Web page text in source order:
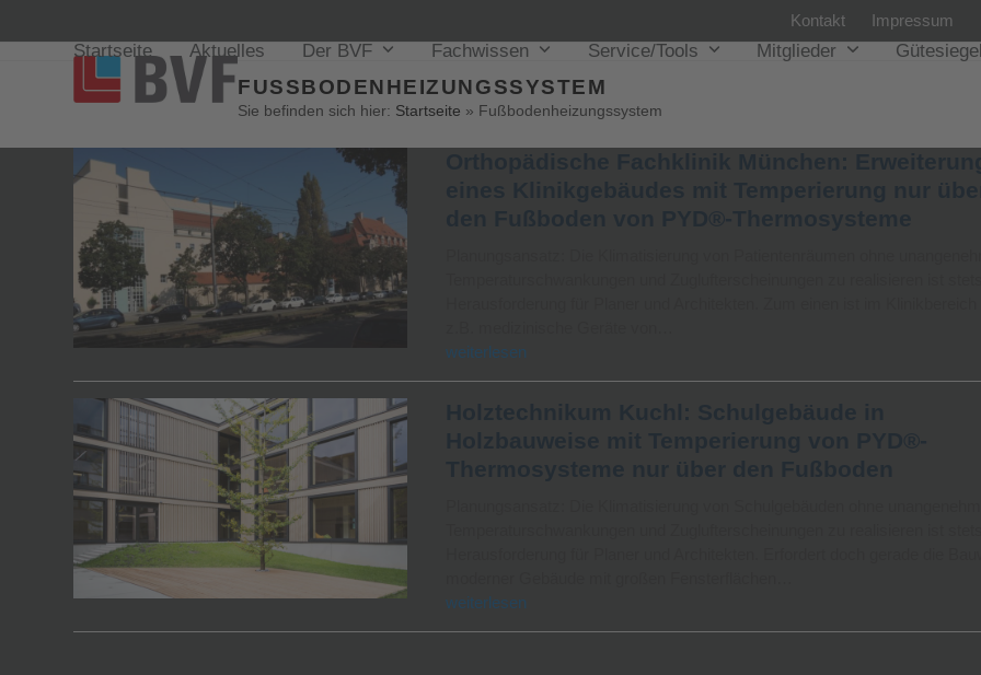
Kontakt Impressum
Startseite Aktuelles Der BVF Fachwissen Service/Tools Mitglieder Gütesiegel
FUSSBODENHEIZUNGSSYSTEM
Sie befinden sich hier: Startseite » Fußbodenheizungssystem
weiterlesen
weiterlesen